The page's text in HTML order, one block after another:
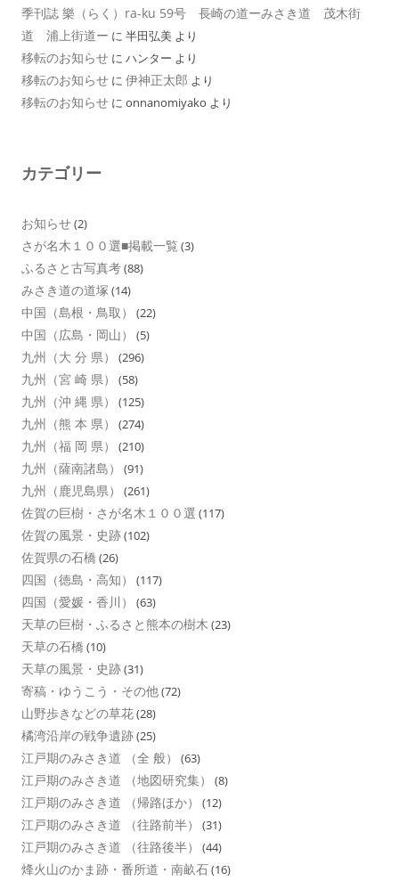
季刊誌 樂（らく）ra-ku 59号 長崎の道ーみさき道 茂木街
道 浦上街道ー に 半田弘美 より
移転のお知らせ に ハンター より
移転のお知らせ に 伊神正太郎 より
移転のお知らせ に onnanomiyako より
カテゴリー
お知らせ(2)
さが名木１００選■掲載一覧 (3)
ふるさと古写真考(88)
みさき道の道塚 (14)
中国（島根・鳥取） (22)
中国（広島・岡山） (5)
九州（大 分 県） (296)
九州（宮 崎 県） (58)
九州（沖 縄 県） (125)
九州（熊 本 県） (274)
九州（福 岡 県） (210)
九州（薩南諸島） (91)
九州（鹿児島県） (261)
佐賀の巨樹・さが名木１００選 (117)
佐賀の風景・史跡(102)
佐賀県の石橋 (26)
四国（徳島・高知） (117)
四国（愛媛・香川） (63)
天草の巨樹・ふるさと熊本の樹木 (23)
天草の石橋 (10)
天草の風景・史跡(31)
寄稿・ゆうこう・その他(72)
山野歩きなどの草花(28)
橘湾沿岸の戦争遺跡(25)
江戸期のみさき道 （全 般） (63)
江戸期のみさき道 （地図研究集） (8)
江戸期のみさき道 （帰路ほか） (12)
江戸期のみさき道 （往路前半） (31)
江戸期のみさき道 （往路後半） (44)
烽火山のかま跡・番所道・南畝石(16)